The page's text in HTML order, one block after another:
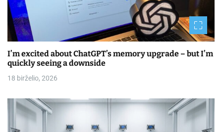
I’m excited about ChatGPT’s memory upgrade – but I’m
quickly seeing a downside
18 birželio, 2026